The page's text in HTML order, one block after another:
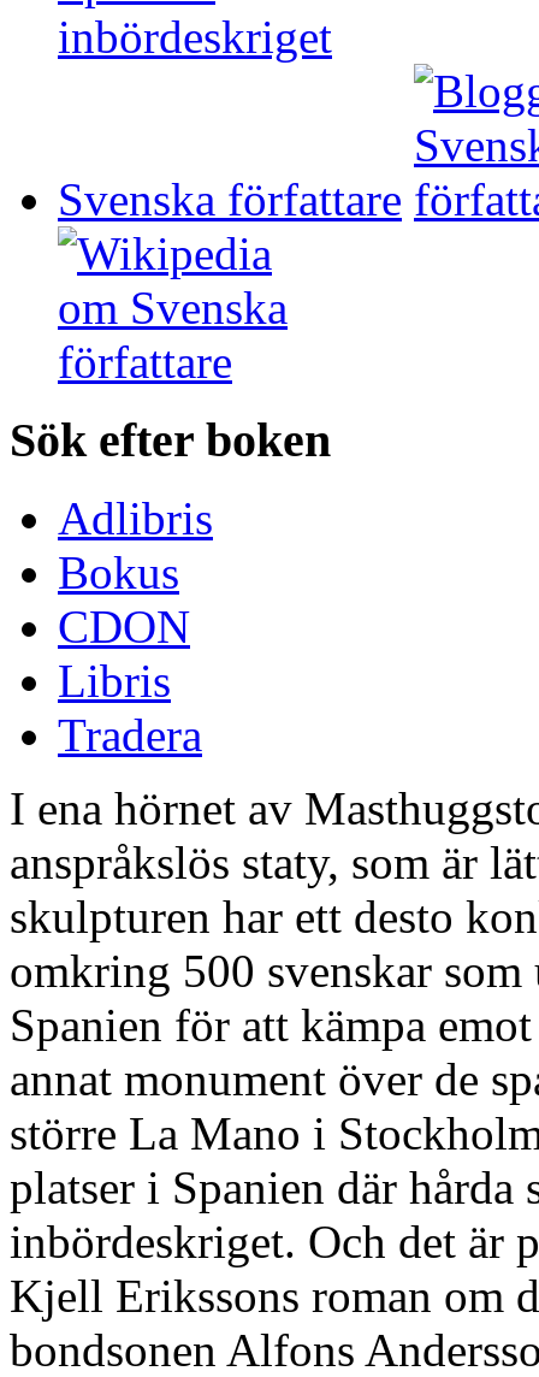
Svenska författare
Sök efter boken
Adlibris
Bokus
CDON
Libris
Tradera
I ena hörnet av
anspråkslös staty, som är
skulpturen har ett desto
omkring 500 svenskar
Spanien för att kämpa
annat monument över de
större La Mano i
platser i Spanien där hårda
inbördeskriget. Och det är
Kjell Erikssons roman om
bondsonen Alfons